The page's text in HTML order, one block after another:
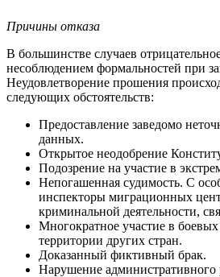
Причины отказа
В большинстве случаев
несоблюдением формальностей при
Неудовлетворение прошения
следующих обстоятельств:
Предоставление заведомо
данных.
Открытое неодобрение
Подозрение на участие в
Непогашенная судимость. С
инспекторы миграционных
криминальной деятельности,
Многократное участие в боевых
территории других стран.
Доказанный фиктивный брак.
Нарушение административного